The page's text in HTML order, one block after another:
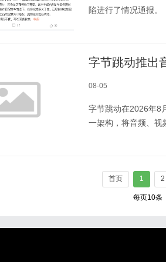
陷进行了情况通报。
字节跳动推出
08-05
字节跳动在2026年8
一架构，将音频、视
首页 1 2
每页10条